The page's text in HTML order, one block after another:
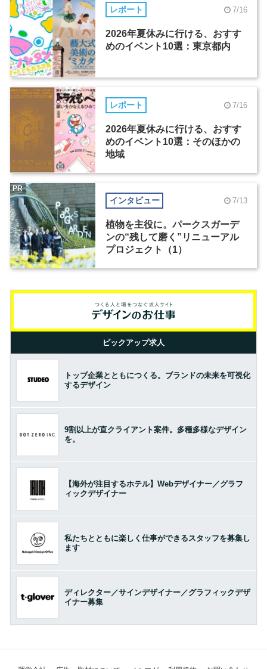
レポート 7/16
2026年夏休みに行ける、おすす
めのイベント10選：東京都内
レポート 7/16
2026年夏休みに行ける、おすす
めのイベント10選：そのほかの
地域
インタビュー 7/13
植物を主役に。パークスガーデ
ンの“残して磨く”リニューアル
プロジェクト（1）
PR
ピックアップ求人
トップ企業とともにつくる。ブランドの未来を可視化
するデザイン
9割以上が直クライアント案件。多種多様なデザイン
を。
【海外が注目するホテル】Webデザイナー／グラフ
ィックデザイナー
私たちとともに楽しく仕事ができるスタッフを募集し
ます
ディレクター／サインデザイナー／グラフィックデザ
イナー募集